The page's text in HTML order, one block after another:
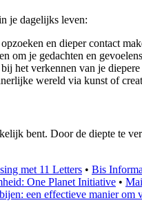
je dagelijks leven:
en dieper contact
om je gedachten en
het verkennen van je
wereld via kunst of
bent. Door de diepte te
met 11 Letters • Bis
One Planet Initiative •
een effectieve manier om